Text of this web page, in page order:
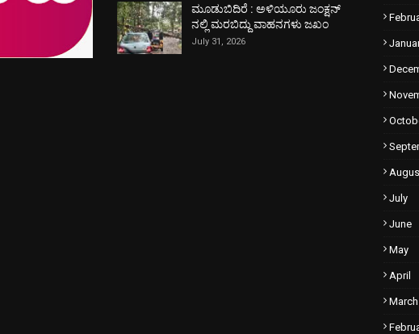
ಮೂಡುಬಿದಿರೆ : ಅಳಿಯೂರು ಜಂಕ್ಷನ್
ನಲ್ಲಿ ಮರಬಿದ್ದು ವಾಹನಗಳು ಜಖಂ
July 31, 2026
July
June
May
April
March